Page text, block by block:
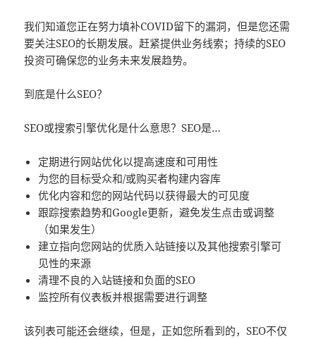
我们知道您正在努力填补COVID留下的漏洞，但是您还需
要关注SEO的长期发展。赶紧提供业务线索；持续的SEO
投资可确保您的业务未来发展趋势。
到底是什么SEO？
SEO或搜索引擎优化是什么意思？SEO是…
定期进行网站优化以提高速度和可用性
为您的目标受众和/或购买者构建内容库
优化内容和您的网站代码以获得最大的可见度
跟踪搜索趋势和Google更新，避免发生点击或调整
（如果发生）
建立指向您网站的优质入站链接以及其他搜索引擎可
见性的来源
清理不良的入站链接和负面的SEO
监控所有仪表板并根据需要进行调整
该列表可能还会继续，但是，正如您所看到的，SEO不仅